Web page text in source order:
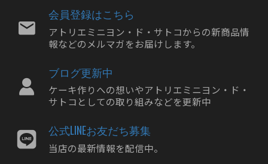
2024年06月
2024年05月
2024年04月
2024年02月
2024年01月
2023年11月
2023年10月
会員登録はこちら
アトリエミニヨン・ド・サトコからの新商品情
報などのメルマガをお届けします。
ブログ更新中
ケーキ作りへの想いやアトリエミニヨン・ド・
サトコとしての取り組みなどを更新中
公式LINEお友だち募集
当店の最新情報を配信中。